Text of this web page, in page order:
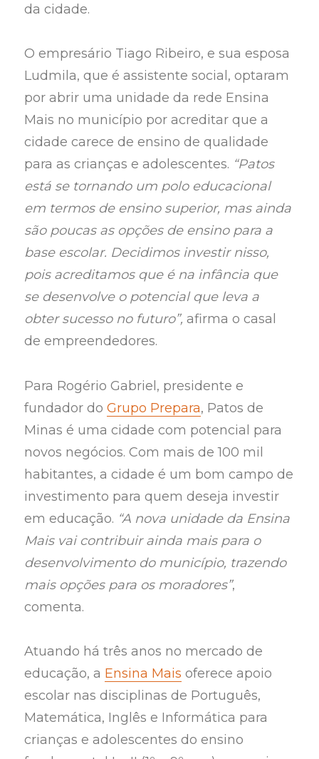
da cidade.
O empresário Tiago Ribeiro, e sua esposa
Ludmila, que é assistente social, optaram
por abrir uma unidade da rede Ensina
Mais no município por acreditar que a
cidade carece de ensino de qualidade
para as crianças e adolescentes. “Patos
está se tornando um polo educacional
em termos de ensino superior, mas ainda
são poucas as opções de ensino para a
base escolar. Decidimos investir nisso,
pois acreditamos que é na infância que
se desenvolve o potencial que leva a
obter sucesso no futuro”, afirma o casal
de empreendedores.
Para Rogério Gabriel, presidente e
fundador doGrupo Prepara, Patos de
Minas é uma cidade com potencial para
novos negócios. Com mais de 100 mil
habitantes, a cidade é um bom campo de
investimento para quem deseja investir
em educação. “A nova unidade da Ensina
Mais vai contribuir ainda mais para o
desenvolvimento do município, trazendo
mais opções para os moradores”,
comenta.
Atuando há três anos no mercado de
educação, a Ensina Mais oferece apoio
escolar nas disciplinas de Português,
Matemática, Inglês e Informática para
crianças e adolescentes do ensino